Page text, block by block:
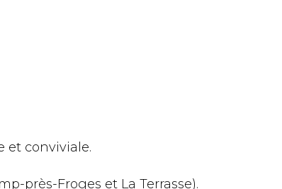
et conviviale.
près-Froges et La Terrasse).